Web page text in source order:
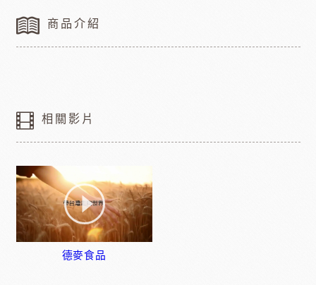
商品介紹
相關影片
德麥食品